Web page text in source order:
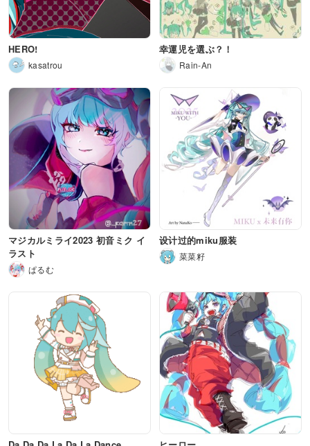
HERO!
kasatrou
幸運児を選ぶ？！
Rain-An
マジカルミライ2023 初音ミク イ
ラスト
ぱるむ
设计过的miku服装
菜菜籽